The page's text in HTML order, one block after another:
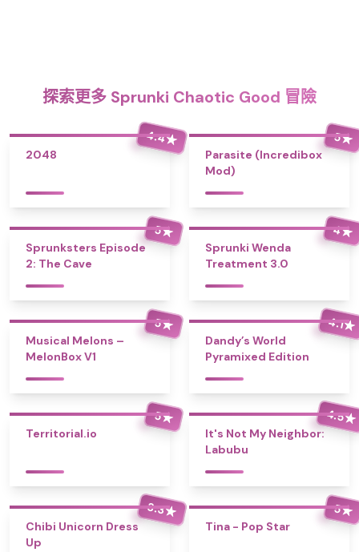
探索更多 Sprunki Chaotic Good 冒險
4.4★
2048
5★
Parasite (Incredibox
Mod)
5★
Sprunksters Episode
2: The Cave
4★
Sprunki Wenda
Treatment 3.0
5★
Musical Melons –
MelonBox V1
4.1★
Dandy’s World
Pyramixed Edition
5★
Territorial.io
4.5★
It's Not My Neighbor:
Labubu
3.3★
Chibi Unicorn Dress
Up
5★
Tina - Pop Star